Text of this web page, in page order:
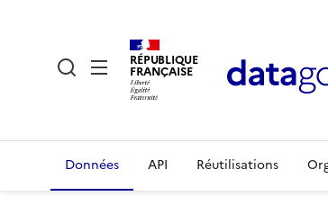
RÉPUBLIQUE
FRANÇAISE
Données API Réutilisations